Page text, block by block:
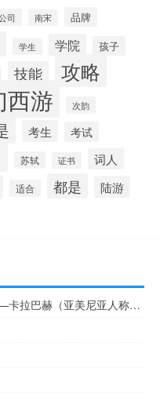
司 南宋 品牌
学生 学院 孩子
技能 攻略
西游 次韵
考生 考试
苏轼 证书 词人
适合 都是 陆游
阿塞拜疆总统阿利耶夫在纳戈尔诺—卡拉巴赫（亚美尼亚人称其为斯捷潘纳克特）首府哈肯迪升起阿塞拜疆国旗